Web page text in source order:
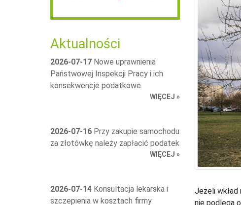
Aktualności
2026-07-17 Nowe uprawnienia
Państwowej Inspekcji Pracy i ich
konsekwencje podatkowe
WIĘCEJ »
2026-07-16 Przy zakupie samochodu
za złotówkę należy zapłacić podatek
WIĘCEJ »
2026-07-14 Konsultacja lekarska i
szczepienia w kosztach firmy
Jeżeli
nie podlega